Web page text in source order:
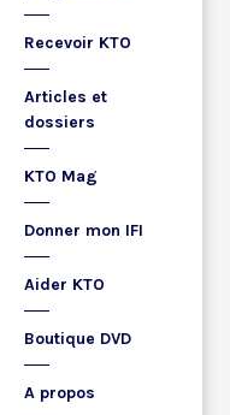
Recevoir KTO
Articles et
dossiers
KTO Mag
Donner mon IFI
Aider KTO
Boutique DVD
A propos